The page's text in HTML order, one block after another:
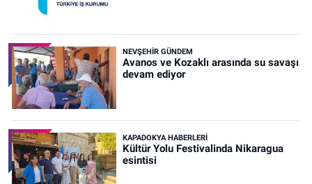
NEVŞEHIR GÜNDEM
Avanos ve Kozaklı arasında su savaşı
devam ediyor
KAPADOKYA HABERLERI
Kültür Yolu Festivalinda Nikaragua
esintisi